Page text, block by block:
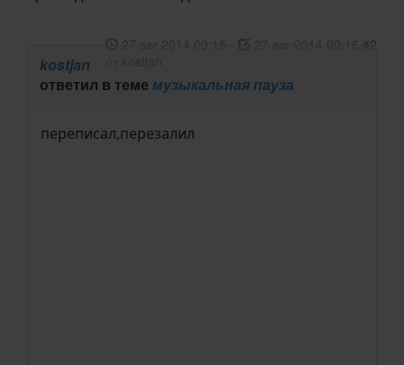
27 авг 2014 09:15 27 авг 2014 09:16 #2
kostjan
kostjan
ответил в теме музыкальная пауза
переписал,перезалил